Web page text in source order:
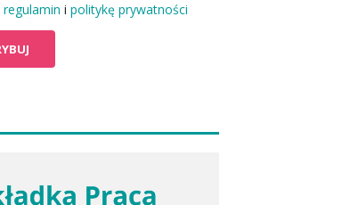
regulamin i politykę prywatności